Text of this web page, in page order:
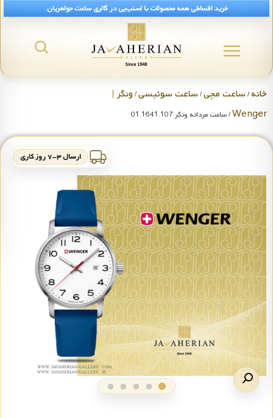
خرید اقساطی همه محصولات با اسنپ‌پی در گالری ساعت جواهریان.
خانه/ساعت مچی/ساعت سوئیسی/ونگر |
Wenger/ ساعت مردانه ونگر 01.1641.107
ارسال ۳-۷ روز کاری